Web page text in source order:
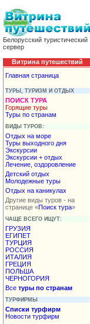
Белорусский туристический
сервер
Витрина путешествий
Главная страница
ТУРЫ, ТУРИЗМ И ОТДЫХ
ПОИСК ТУРА
Горящие туры
Туры по странам
ВИДЫ ТУРОВ:
Отдых на море
Туры выходного дня
Экскурсии
Экскурсии + отдых
Лечение, оздоровление
Детский отдых
Молодежные туры
Отдых на каникулах
Другие виды туров - на
странице «Поиск тура»
ЧАЩЕ ВСЕГО ИЩУТ:
ГРУЗИЯ
ЕГИПЕТ
ТУРЦИЯ
РОССИЯ
ИТАЛИЯ
ГРЕЦИЯ
ПОЛЬША
ЧЕРНОГОРИЯ
Все туры по странам
ТУРФИРМЫ
Списки турфирм
Новости турфирм